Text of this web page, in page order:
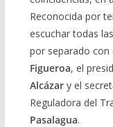
Reconocida por
escuchar todas
por separado
Figueroa, el
Alcázary el
Reguladora del
Pasalagua.